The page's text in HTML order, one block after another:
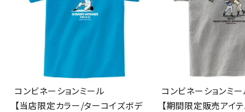
コンビネーションミール
【当店限定カラー/ターコイズボデ
コンビネーションミ
【期間限定販売アイテ